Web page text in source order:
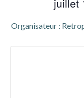
juillet
Organisateur :